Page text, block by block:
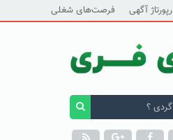
رپورتاژ آگهی فرصت‌های شغلی